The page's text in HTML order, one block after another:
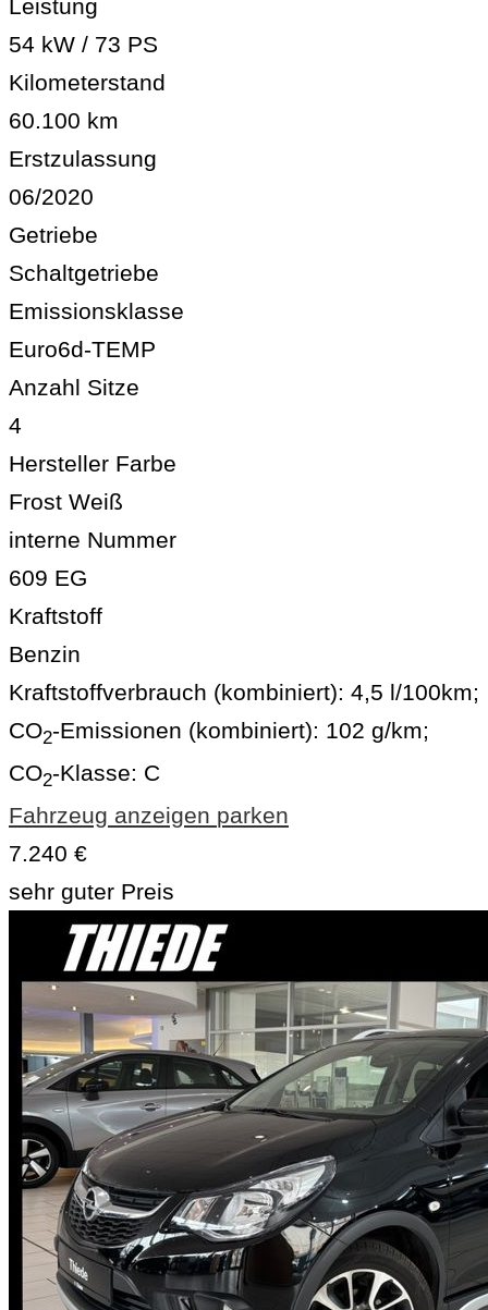
Leistung
54 kW / 73 PS
Kilometerstand
60.100 km
Erstzulassung
06/2020
Getriebe
Schaltgetriebe
Emissionsklasse
Euro6d-TEMP
Anzahl Sitze
4
Hersteller Farbe
Frost Weiß
interne Nummer
609 EG
Kraftstoff
Benzin
Kraftstoffverbrauch (kombiniert): 4,5 l/100km;
CO2-Emissionen (kombiniert): 102 g/km;
CO2-Klasse: C
Fahrzeug anzeigen parken
7.240 €
sehr guter Preis